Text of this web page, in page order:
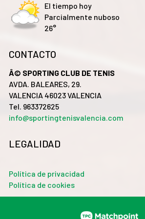
El tiempo hoy
Parcialmente nuboso
26°
CONTACTO
Â© SPORTING CLUB DE TENIS
AVDA. BALEARES, 29.
VALENCIA 46023 VALENCIA
Tel. 963372625
info@sportingtenisvalencia.com
LEGALIDAD
Política de privacidad
Política de cookies